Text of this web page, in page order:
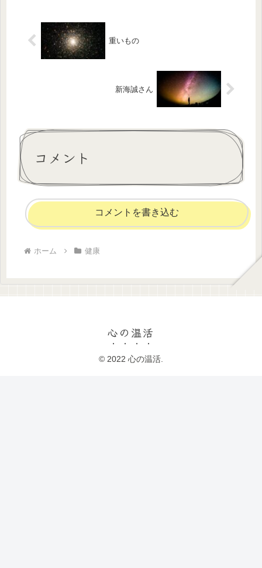
重いもの
新海誠さん
コメント
コメントを書き込む
ホーム 健康
心の温活
© 2022 心の温活.